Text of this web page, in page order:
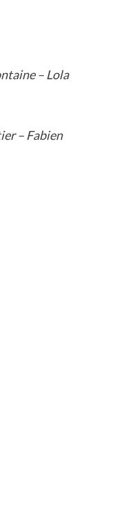
– Lola
– Fabien